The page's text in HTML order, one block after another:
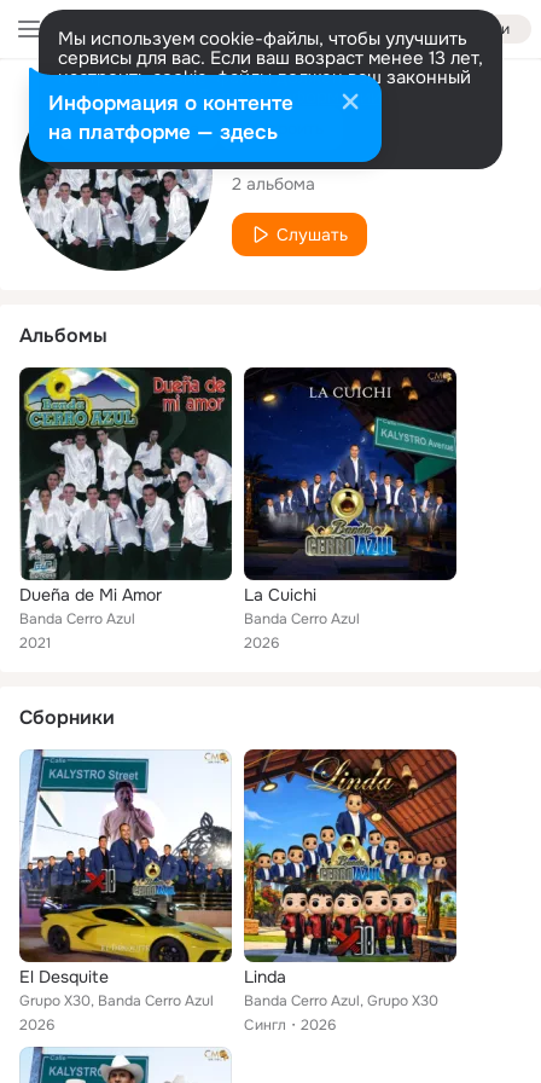
Войти
Мы используем cookie-файлы, чтобы улучшить
сервисы для вас. Если ваш возраст менее 13 лет,
настроить cookie-файлы должен ваш законный
представитель. Больше информации
Разрешить все Настроить
Исполнитель
Banda Cerro Azul
2 альбома
Слушать
Альбомы
Dueña de Mi Amor
Banda Cerro Azul
2021
La Cuichi
Banda Cerro Azul
2026
Сборники
El Desquite
Grupo X30, Banda Cerro Azul
2026
Linda
Banda Cerro Azul, Grupo X30
Сингл
2026
Информация о контенте
на платформе — здесь